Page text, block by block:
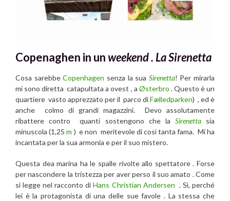
Copenaghen in un weekend . La Sirenetta
Cosa sarebbeCopenhagen senza la sua Sirenetta! Per mirarla
mi sono diretta catapultata a ovest , a Østerbro . Questo è un
quartiere vasto apprezzato per il parco diFælledparken) , ed è
anche colmo di grandi magazzini. Devo assolutamente
ribattere contro quanti sostengono che la Sirenettasia
minuscola (1,25m ) e non meritevole di così tanta fama. Mi ha
incantata per la sua armonia e per il suo mistero.
Questa dea marina ha le spalle rivolte allo spettatore . Forse
per nascondere la tristezza per aver perso il suo amato . Come
si legge nel racconto diHans Christian Andersen . Sì, perché
lei è la protagonista di una delle sue favole . La stessa che